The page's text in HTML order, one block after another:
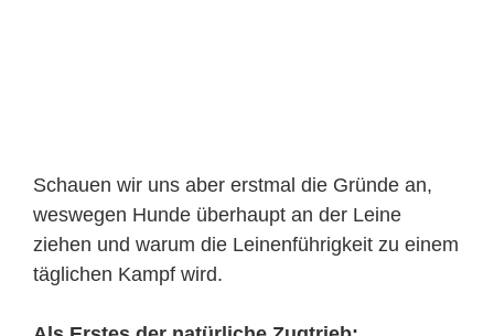
Schauen wir uns aber erstmal die Gründe an,
weswegen Hunde überhaupt an der Leine
ziehen und warum die Leinenführigkeit zu einem
täglichen Kampf wird.